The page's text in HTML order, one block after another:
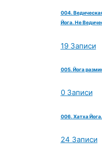
004.
Йога. Не
19 Записи
005. Йога
0 Записи
006. Хатха
24 Записи